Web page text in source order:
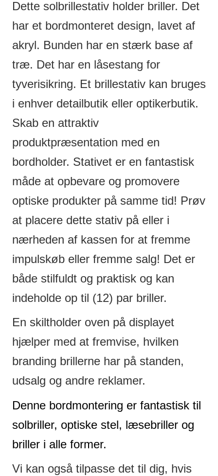
Dette solbrillestativ holder briller. Det
har et bordmonteret design, lavet af
akryl. Bunden har en stærk base af
træ. Det har en låsestang for
tyverisikring. Et brillestativ kan bruges
i enhver detailbutik eller optikerbutik.
Skab en attraktiv
produktpræsentation med en
bordholder. Stativet er en fantastisk
måde at opbevare og promovere
optiske produkter på samme tid! Prøv
at placere dette stativ på eller i
nærheden af ​​kassen for at fremme
impulskøb eller fremme salg! Det er
både stilfuldt og praktisk og kan
indeholde op til (12) par briller.
En skiltholder oven på displayet
hjælper med at fremvise, hvilken
branding brillerne har på standen,
udsalg og andre reklamer.
Denne bordmontering er fantastisk til
solbriller, optiske stel, læsebriller og
briller i alle former.
Vi kan også tilpasse det til dig, hvis